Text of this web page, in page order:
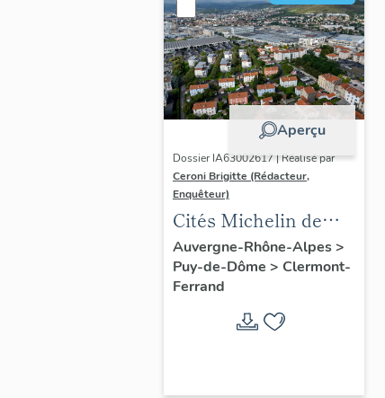
Aperçu
Dossier IA63002617 | Réalisé par
Ceroni Brigitte (Rédacteur,
Enquêteur)
Cités Michelin de
l'agglomération
clermontoise
Auvergne-Rhône-Alpes>
Puy-de-Dôme > Clermont-
Ferrand